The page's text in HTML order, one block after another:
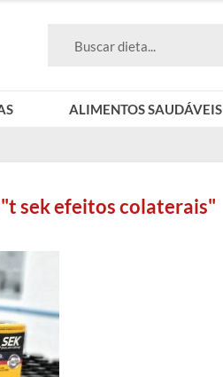
ALIMENTOS SAUDÁVEIS
sek efeitos colaterais"